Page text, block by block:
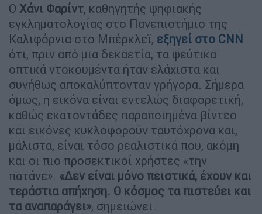
Ο Χάνι Φαρίντ, καθηγητής ψηφιακής
εγκληματολογίας στο Πανεπιστήμιο της
Καλιφόρνια στο Μπέρκλεϊ, εξηγεί στο CNN
ότι, πριν από μια δεκαετία, τα ψεύτικα
οπτικά ντοκουμέντα ήταν ελάχιστα και
συνήθως αποκαλύπτονταν γρήγορα. Σήμερα
όμως, η εικόνα είναι εντελώς διαφορετική,
καθώς εκατοντάδες παραποιημένα βίντεο
και εικόνες κυκλοφορούν ταυτόχρονα και,
μάλιστα, είναι τόσο ρεαλιστικά που, ακόμη
και οι πιο προσεκτικοί χρήστες «την
πατάνε». «Δεν είναι μόνο πειστικά, έχουν και
τεράστια απήχηση. Ο κόσμος τα πιστεύει και
τα αναπαράγει», σημειώνει.